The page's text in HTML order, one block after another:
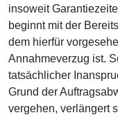
insoweit
beginnt mit der
dem hierfür
Annahmeverzug ist.
tatsächlicher
Grund der
vergehen, verlängert